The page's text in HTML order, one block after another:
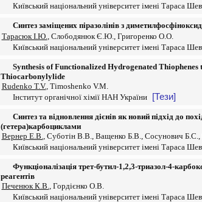
Київський національний університет імені Тараса
Синтез заміщених піразолінів з
Тарасюк І.Ю. , Слободянюк Є.Ю., Григоренко О.О.
Київський національний університет імені Тараса
Synthesis of Functionalized Hydrogenated
Thiocarbonylylide
Rudenko T.V., Timoshenko V.M.
Інститут органічної хімії НАН України
[Тези]
Синтез та відновлення дієнів як новий підхід до
(гетера)карбоциклами
Вернер Е.В., Суботін В.В., Ващенко Б.В., Сосунович Б.С.,
Київський національний університет імені Тараса
Функціоналізація трет-бутил-1,2,3-триазол-4-
реагентів
Печенюк К.В., Гордієнко О.В.
Київський національний університет імені Тараса